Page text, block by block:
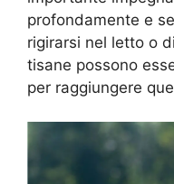
profondamente e
rigirarsi nel letto o
tisane possono
per raggiungere